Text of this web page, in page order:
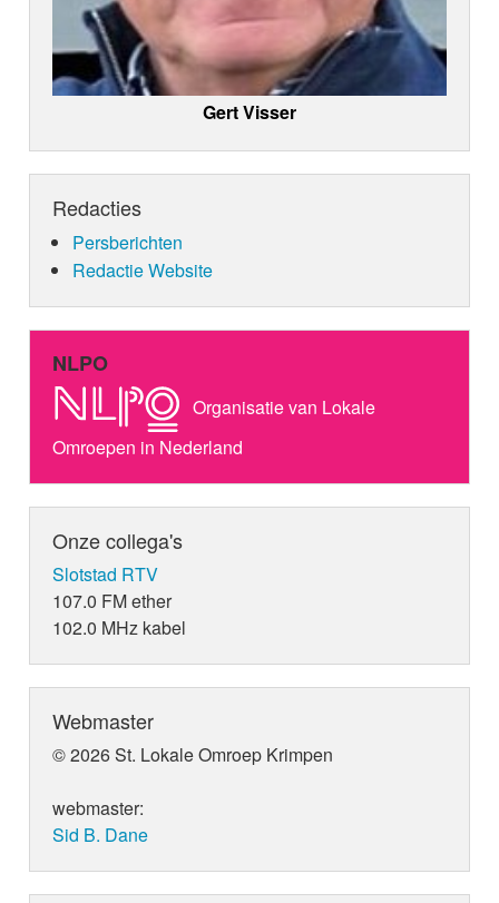
Gert Visser
Redacties
Persberichten
Redactie Website
NLPO
Organisatie van Lokale
Omroepen in Nederland
Onze collega's
Slotstad RTV
107.0 FM ether
102.0 MHz kabel
Webmaster
© 2026 St. Lokale Omroep Krimpen
webmaster:
Sid B. Dane